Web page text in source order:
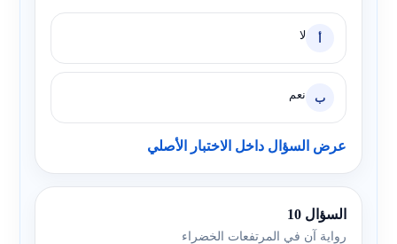
أ لا
ب نعم
عرض السؤال داخل الاختبار الأصلي
السؤال 10
رواية آن في المرتفعات الخضراء